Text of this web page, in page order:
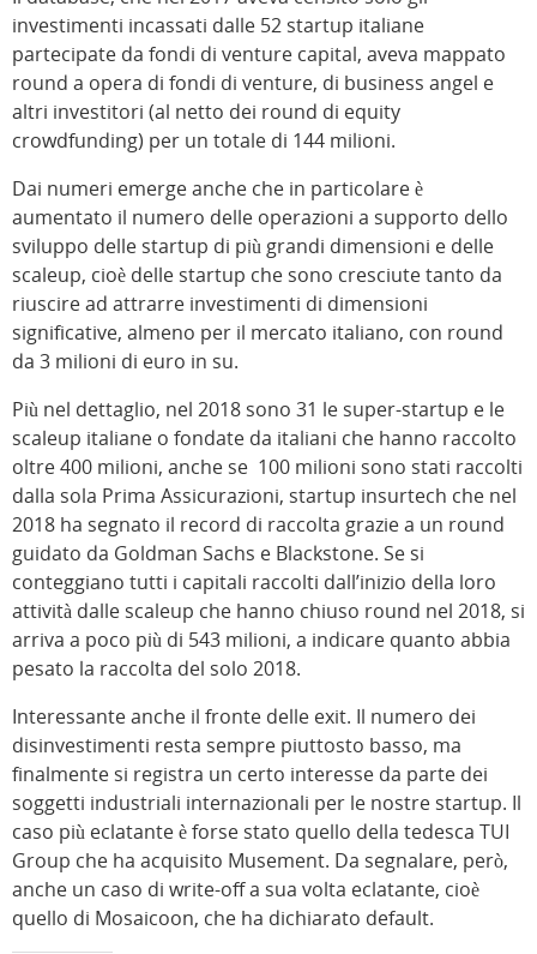
investimenti incassati dalle 52 startup italiane
partecipate da fondi di venture capital, aveva mappato
round a opera di fondi di venture, di business angel e
altri investitori (al netto dei round di equity
crowdfunding) per un totale di 144 milioni.
Dai numeri emerge anche che in particolare è
aumentato il numero delle operazioni a supporto dello
sviluppo delle startup di più grandi dimensioni e delle
scaleup, cioè delle startup che sono cresciute tanto da
riuscire ad attrarre investimenti di dimensioni
significative, almeno per il mercato italiano, con round
da 3 milioni di euro in su.
Più nel dettaglio, nel 2018 sono 31 le super-startup e le
scaleup italiane o fondate da italiani che hanno raccolto
oltre 400 milioni, anche se 100 milioni sono stati raccolti
dalla sola Prima Assicurazioni, startup insurtech che nel
2018 ha segnato il record di raccolta grazie a un round
guidato da Goldman Sachs e Blackstone. Se si
conteggiano tutti i capitali raccolti dall’inizio della loro
attività dalle scaleup che hanno chiuso round nel 2018, si
arriva a poco più di 543 milioni, a indicare quanto abbia
pesato la raccolta del solo 2018.
Interessante anche il fronte delle exit. Il numero dei
disinvestimenti resta sempre piuttosto basso, ma
finalmente si registra un certo interesse da parte dei
soggetti industriali internazionali per le nostre startup. Il
caso più eclatante è forse stato quello della tedesca TUI
Group che ha acquisito Musement. Da segnalare, però,
anche un caso di write-off a sua volta eclatante, cioè
quello di Mosaicoon, che ha dichiarato default.